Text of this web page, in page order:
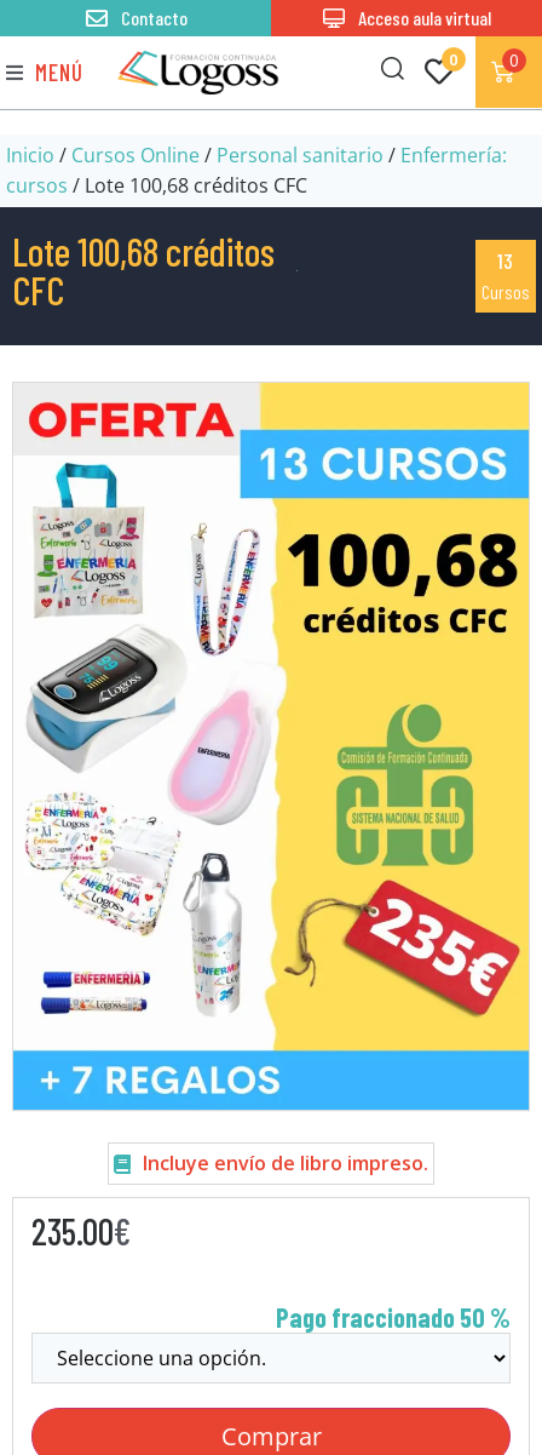
MENÚ 0 0
Contacto Acceso aula virtual
Inicio / Cursos Online/ Personal sanitario / Enfermería:
cursos / Lote 100,68 créditos CFC
Lote 100,68 créditos
CFC
13
Cursos
Incluye envío de libro impreso.
235.00€
Pago fraccionado 50 %
Comprar